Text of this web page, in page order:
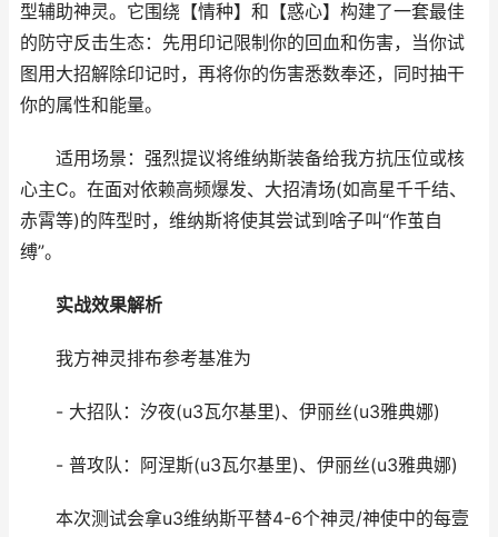
型辅助神灵。它围绕【情种】和【惑心】构建了一套最佳
的防守反击生态：先用印记限制你的回血和伤害，当你试
图用大招解除印记时，再将你的伤害悉数奉还，同时抽干
你的属性和能量。
适用场景：强烈提议将维纳斯装备给我方抗压位或核
心主C。在面对依赖高频爆发、大招清场(如高星千千结、
赤霄等)的阵型时，维纳斯将使其尝试到啥子叫“作茧自
缚”。
实战效果解析
我方神灵排布参考基准为
- 大招队：汐夜(u3瓦尔基里)、伊丽丝(u3雅典娜)
- 普攻队：阿涅斯(u3瓦尔基里)、伊丽丝(u3雅典娜)
本次测试会拿u3维纳斯平替4-6个神灵/神使中的每壹